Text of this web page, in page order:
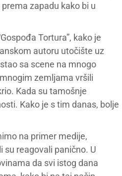
zapadu kako bi u
Tortura”, kako je
autoru utočište uz
sa scene na mnogo
zemljama vršili
Kada su tamošnje
Kako je s tim danas, bolje
na primer medije,
su reagovali panično. U
da svi istog dana